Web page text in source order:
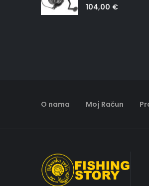
0out of 5
104,00 €
O nama Moj Račun